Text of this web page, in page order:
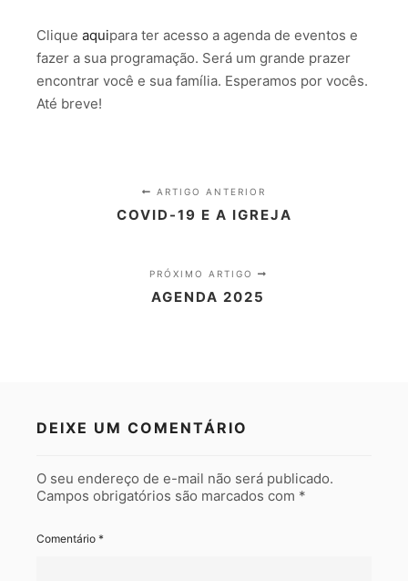
Clique aquipara ter acesso a agenda de eventos e
fazer a sua programação. Será um grande prazer
encontrar você e sua família. Esperamos por vocês.
Até breve!
ARTIGO ANTERIOR
COVID-19 E A IGREJA
PRÓXIMO ARTIGO
AGENDA 2025
DEIXE UM COMENTÁRIO
O seu endereço de e-mail não será publicado.
Campos obrigatórios são marcados com *
Comentário *